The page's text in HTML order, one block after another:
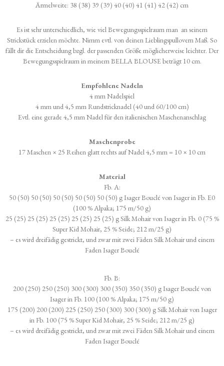
Ärmelweite: 38 (38) 39 (39) 40 (40) 41 (41) 42 (42) cm
Es ist sehr unterschiedlich, wie viel Bewegungsspielraum man an seinem
Strickstück erzielen möchte. Nimm evtl. von deinen Lieblingspullovern Maß. So
fällt dir die Entscheidung bzgl. der passenden Größe möglicherweise leichter. Der
Bewegungsspielraum in meinem BELLA BLOUSE beträgt 10 cm.
Empfohlene Nadeln
4 mm Nadelspiel
4 mm und 4,5 mm Rundstricknadel (40 und 60/100 cm)
Evtl. eine gerade 4,5 mm Nadel für den italienischen Maschenanschlag
Maschenprobe
17 Maschen × 25 Reihen glatt rechts auf Nadel 4,5 mm = 10 × 10 cm
Material
Fb. A:
50 (50) 50 (50) 50 (50) 50 (50) 50 (50) g Isager Bouclé von Isager in Fb. E0
(100 % Alpaka; 175 m/50 g)
25 (25) 25 (25) 25 (25) 25 (25) 25 (25) g Silk Mohair von Isager in Fb. 0 (75 %
Super Kid Mohair, 25 % Seide; 212 m/25 g)
– es wird dreifädig gestrickt, und zwar mit zwei Fäden Silk Mohair und einem
Faden Isager Bouclé
Fb. B:
200 (250) 250 (250) 300 (300) 300 (350) 350 (350) g Isager Bouclé von
Isager in Fb. 100 (100 % Alpaka; 175 m/50 g)
175 (200) 200 (200) 225 (250) 250 (300) 300 (300) g Silk Mohair von Isager
in Fb. 100 (75 % Super Kid Mohair, 25 % Seide; 212 m/25 g)
– es wird dreifädig gestrickt, und zwar mit zwei Fäden Silk Mohair und einem
Faden Isager Bouclé